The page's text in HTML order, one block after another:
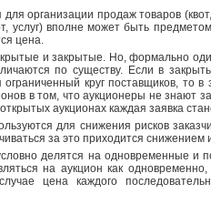
организации продаж товаров
услуг) вполне может быть
цена.
и закрытые. Но, формально
по существу. Если в
круг поставщиков, то
в том, что аукционеры не знают
аукционах каждая заявка
для снижения рисков
за это приходится снижением
делятся на одновременные и
на аукцион как
цена каждого